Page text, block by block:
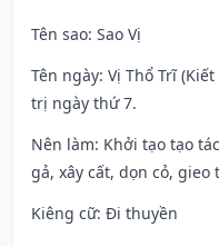
Tên sao: Sao Vị
Tên ngày: Vị Thổ Trĩ
trị ngày thứ 7.
Nên làm: Khởi tạo tạo
gả, xây cất, dọn cỏ,
Kiêng cữ: Đi thuyền